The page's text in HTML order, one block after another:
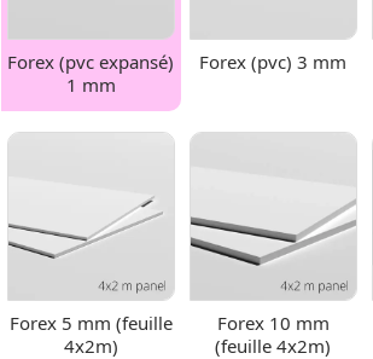
Forex (pvc expansé)
1 mm
Forex (pvc) 3 mm
Forex 5 mm (feuille
4x2m)
Forex 10 mm
(feuille 4x2m)